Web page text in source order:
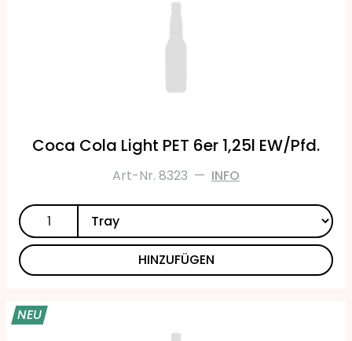
Coca Cola Light PET 6er 1,25l EW/Pfd.
Art-Nr. 8323 — INFO
HINZUFÜGEN
NEU